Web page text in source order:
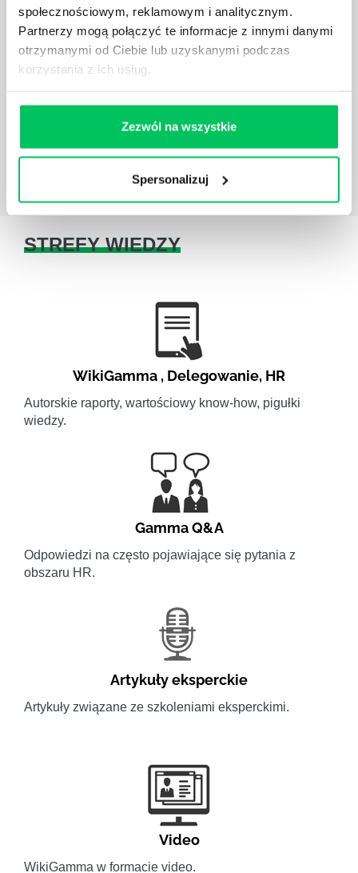
społecznościowym, reklamowym i analitycznym.
Partnerzy mogą połączyć te informacje z innymi danymi
otrzymanymi od Ciebie lub uzyskanymi podczas
korzystania z ich usług.
Zezwól na wszystkie
Spersonalizuj
LABORATORIUM?
W każdym miejscu pracy osoby zatrudnione na
poszczególne stanowiska muszą wykonywać
zgodnie z zaleceniami powierzone sobie zadania.
danej firmie zasad nie tylko pod względem jakości
wykonywanej pracy, ale również bezpieczeństwa.
STREFY WIEDZY
WikiGamma , Delegowanie, HR
Autorskie raporty, wartościowy know-how, pigułki
wiedzy.
Gamma Q&A
Odpowiedzi na często pojawiające się pytania z
obszaru HR.
Artykuły eksperckie
Artykuły związane ze szkoleniami eksperckimi.
Video
WikiGamma w formacie video.